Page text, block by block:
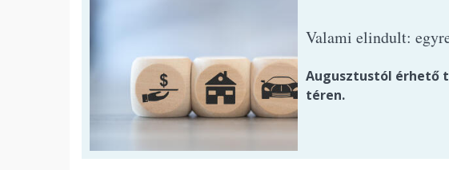
Valami elindult:
Augusztustól érhető
téren.